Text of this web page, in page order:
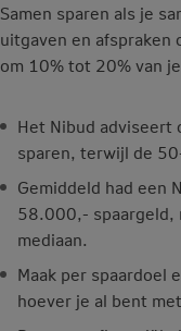
Samen sparen als je
uitgaven en
om 10% tot 20% van
Het Nibud adviseert
sparen, terwijl de
Gemiddeld had een
58.000,- spaargeld,
mediaan.
Maak per spaardoel
hoever je al bent